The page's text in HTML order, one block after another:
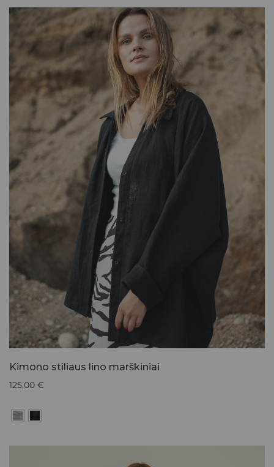
Kimono stiliaus lino marškiniai
125,00 €